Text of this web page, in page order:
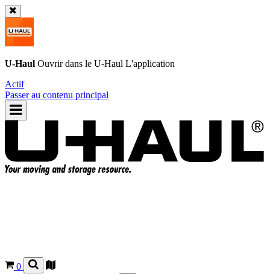
U-Haul Ouvrir dans le U-Haul L'application
Actif
Passer au contenu principal
0